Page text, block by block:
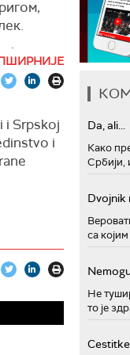
је
је њен
је
Косову
је
и желим
Ђенерал
Рашић
већ
i Srpskoj
i
Da, ali...
Како
Србији,
Dvojnik
са
Не
то је